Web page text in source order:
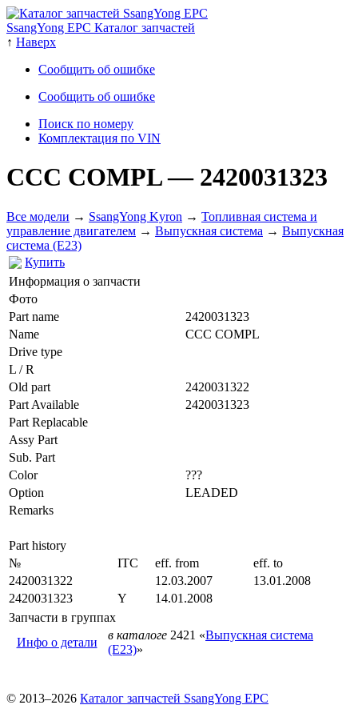
SsangYong EPC Каталог запчастей
↑ Наверх
Сообщить об ошибке
Сообщить об ошибке
Поиск по номеру
Комплектация по VIN
CCC COMPL— 2420031323
Все модели → SsangYong Kyron → Топливная система и
управление двигателем → Выпускная система → Выпускная
система (E23)
Купить
Информация о запчасти
Фото
Part name
2420031323
Name
CCC COMPL
Drive type
L / R
Old part
2420031322
Part Available
2420031323
Part Replacable
Assy Part
Sub. Part
Color
???
Option
LEADED
Remarks
Part history
№
ITC eff. from
eff. to
2420031322
12.03.2007
13.01.2008
2420031323
Y
14.01.2008
Запчасти в группах
Инфо о детали
в каталоге 2421 «Выпускная система
(E23)»
© 2013–2026 Каталог запчастей SsangYong EPC